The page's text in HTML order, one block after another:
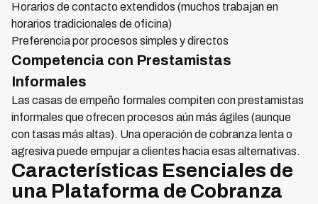
Horarios de contacto extendidos (muchos trabajan en
horarios tradicionales de oficina)
Preferencia por procesos simples y directos
Competencia con Prestamistas
Informales
Las casas de empeño formales compiten con prestamistas
informales que ofrecen procesos aún más ágiles (aunque
con tasas más altas). Una operación de cobranza lenta o
agresiva puede empujar a clientes hacia esas alternativas.
Características Esenciales de
una Plataforma de Cobranza